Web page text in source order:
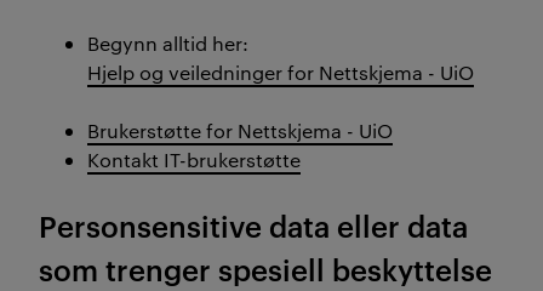
Begynn alltid her:
Hjelp og veiledninger for Nettskjema - UiO
Brukerstøtte for Nettskjema - UiO
Kontakt IT-brukerstøtte
Personsensitive data eller data
som trenger spesiell beskyttelse